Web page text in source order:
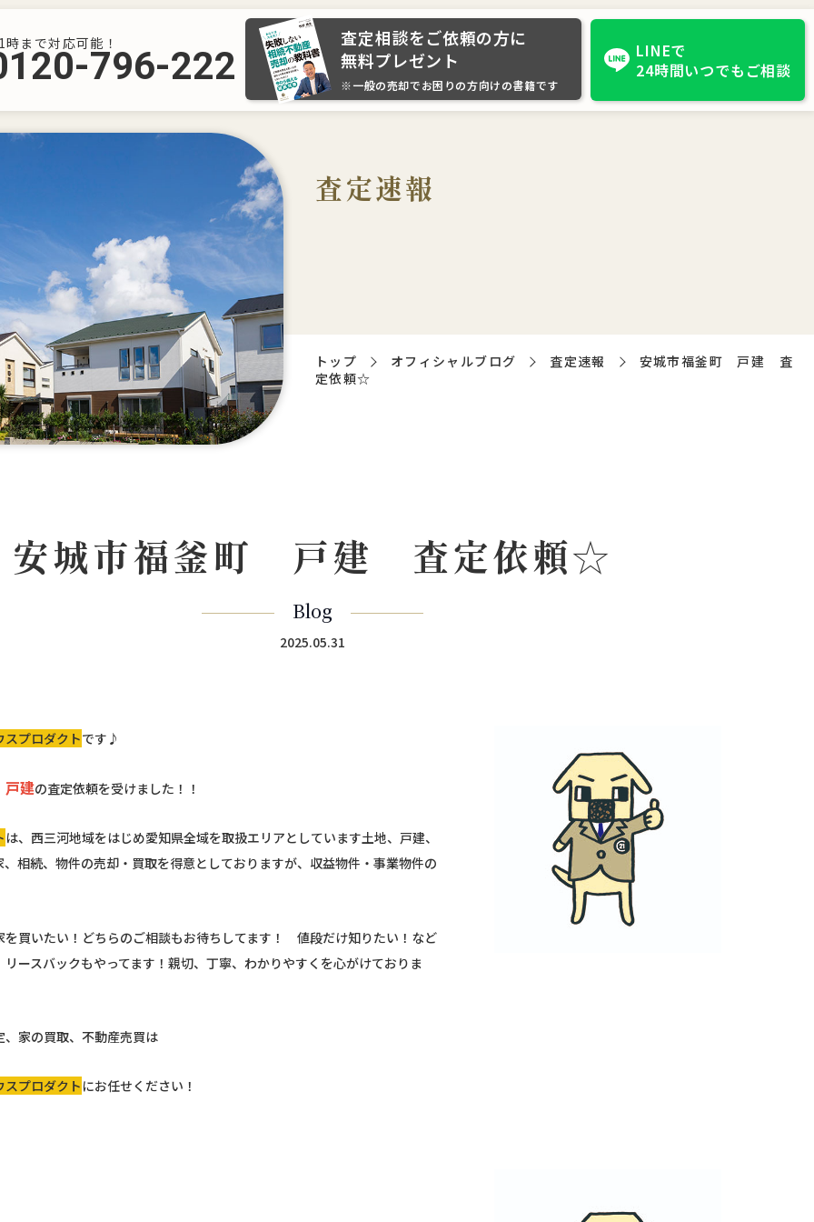
時まで対応可能！
796-222
査定相談をご依頼の方に
無料プレゼント
※一般の売却でお困りの方向けの書籍です
LINEで
24時間いつでもご相談
査定速報
トップ オフィシャルブログ 査定速報
安城市福釜町 戸建 査
定依頼☆
安城市福釜町 戸建 査定依頼☆
Blog
2025.05.31
スプロダクトです♪
建の査定依頼を受けました！！
は、西三河地域をはじめ愛知県全域を取扱エリアとしています土地、戸建、
相続、物件の売却・買取を得意としておりますが、収益物件・事業物件の
を買いたい！どちらのご相談もお待ちしてます！ 値段だけ知りたい！など
ースバックもやってます！親切、丁寧、わかりやすくを心がけておりま
、家の買取、不動産売買は
スプロダクトにお任せください！